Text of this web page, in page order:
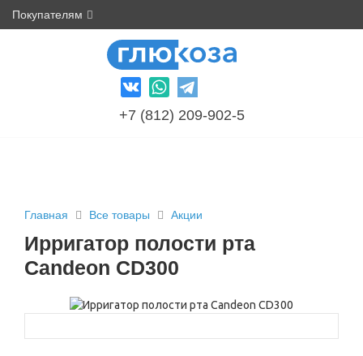
Покупателям
+7 (812) 209-902-5
Главная Все товары Акции
Ирригатор полости рта
Candeon CD300